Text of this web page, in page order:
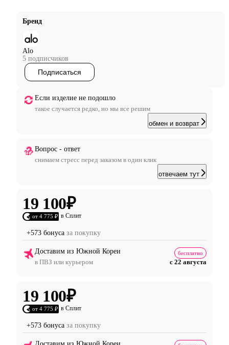
Бренд
Alo
5 подписчиков
Подписаться
Если изделие не подошло
такое случается редко, но мы все решим
обмен и возврат
Вопрос - ответ
снимаем стресс перед заказом в один клик
отвечаем тут
19 100₽
от 4 775 ₽ в Сплит
+573 бонуса за покупку
Доставим из Южной Кореи
в ПВЗ или курьером
бесплатно
с 22 августа
19 100₽
от 4 775 ₽ в Сплит
+573 бонуса за покупку